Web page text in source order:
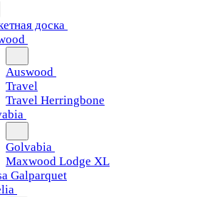
доска
Auswood
Travel
Travel Herringbone
Golvabia
Maxwood Lodge XL
Galparquet